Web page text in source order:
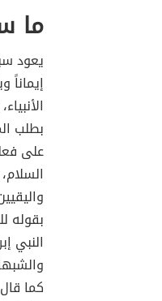
ما
يعود
بطلب
على
بقوله
النبي
كما